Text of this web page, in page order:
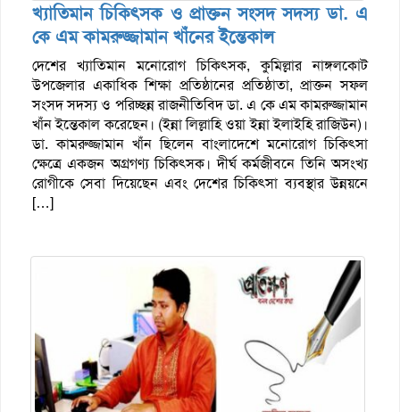
খ্যাতিমান চিকিৎসক ও প্রাক্তন সংসদ সদস্য ডা. এ
কে এম কামরুজ্জামান খাঁনের ইন্তেকাল
দেশের খ্যাতিমান মনোরোগ চিকিৎসক, কুমিল্লার নাঙ্গলকোট
উপজেলার একাধিক শিক্ষা প্রতিষ্ঠানের প্রতিষ্ঠাতা, প্রাক্তন সফল
সংসদ সদস্য ও পরিচ্ছন্ন রাজনীতিবিদ ডা. এ কে এম কামরুজ্জামান
খাঁন ইন্তেকাল করেছেন। (ইন্না লিল্লাহি ওয়া ইন্না ইলাইহি রাজিউন)।
ডা. কামরুজ্জামান খাঁন ছিলেন বাংলাদেশে মনোরোগ চিকিৎসা
ক্ষেত্রে একজন অগ্রগণ্য চিকিৎসক। দীর্ঘ কর্মজীবনে তিনি অসংখ্য
রোগীকে সেবা দিয়েছেন এবং দেশের চিকিৎসা ব্যবস্থার উন্নয়নে
[…]